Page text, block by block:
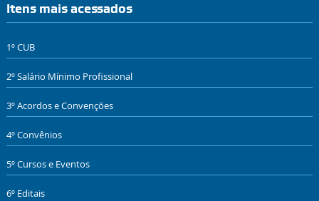
Itens mais acessados
1º CUB
2º Salário Mínimo Profissional
3º Acordos e Convenções
4º Convênios
5º Cursos e Eventos
6º Editais